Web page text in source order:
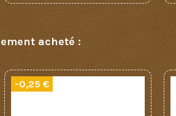
acheté :
-0,25 €